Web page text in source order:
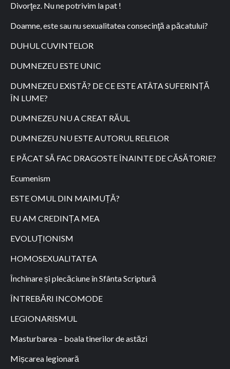
Divorţez. Nu ne potrivim la pat !
Doamne, este sau nu sexualitatea consecinţă a păcatului?
DUHUL CUVINTELOR
DUMNEZEU ESTE UNIC
DUMNEZEU EXISTĂ? DE CE ESTE ATÂTA SUFERINȚĂ
ÎN LUME?
DUMNEZEU NU A CREAT RĂUL
DUMNEZEU NU ESTE AUTORUL RELELOR
E PĂCAT SĂ FAC DRAGOSTE ÎNAINTE DE CĂSĂTORIE?
Ecumenism
ESTE OMUL DIN MAIMUȚĂ?
EU AM CREDINȚA MEA
EVOLUȚIONISM
HOMOSEXUALITATEA
Închinare și plecăciune în Sfânta Scriptură
ÎNTREBĂRI INCOMODE
LEGIONARISMUL
Masturbarea – boala tinerilor de astăzi
Mișcarea legionară